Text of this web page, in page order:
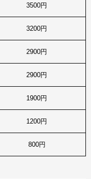
3500円
3200円
2900円
2900円
1900円
1200円
800円